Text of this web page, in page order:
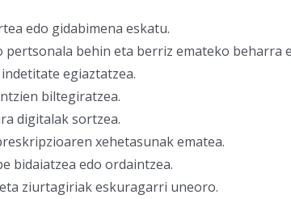
edo gidabimena eskatu.
behin eta berriz emateko beharra
egiaztatzea.
biltegiratzea.
digitalak sortzea.
xehetasunak ematea.
bidaiatzea edo ordaintzea.
ziurtagiriak eskuragarri uneoro.